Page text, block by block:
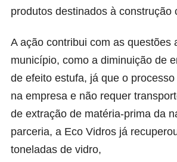
produtos destinados à construção
A ação contribui com as questões
município, como a diminuição de
de efeito estufa, já que o
na empresa e não requer
de extração de matéria-prima da
parceria, a Eco Vidros já
toneladas de vidro,